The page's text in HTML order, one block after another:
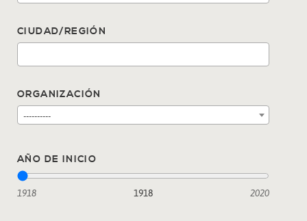
CIUDAD/REGIÓN
ORGANIZACIÓN
----------
AÑO DE INICIO
1918 2020
1918